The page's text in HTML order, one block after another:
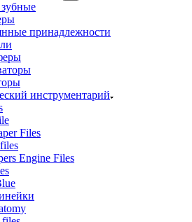
принадлежности
инструментарий
Files
Engine Files